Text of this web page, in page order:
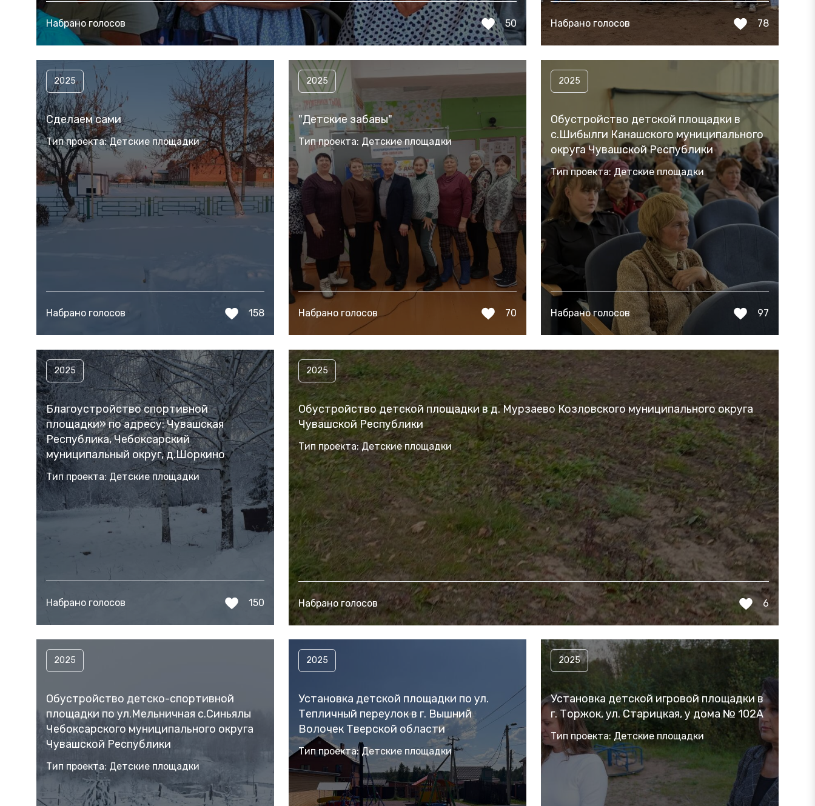
Набрано голосов 50 Набрано голосов 78
2025
Сделаем сами
Тип проекта: Детские площадки
Набрано голосов 158
2025
"Детские забавы"
Тип проекта: Детские площадки
Набрано голосов 70
2025
Обустройство детской площадки в
с.Шибылги Канашского муниципального
округа Чувашской Республики
Тип проекта: Детские площадки
Набрано голосов 97
2025
Обустройство детской площадки в д. Мурзаево Козловского муниципального округа
Чувашской Республики
Тип проекта: Детские площадки
Набрано голосов 6
2025
Благоустройство спортивной
площадки» по адресу: Чувашская
Республика, Чебоксарский
муниципальный округ, д.Шоркино
Тип проекта: Детские площадки
Набрано голосов 150
2025
Обустройство детско-спортивной
площадки по ул.Мельничная с.Синьялы
Чебоксарского муниципального округа
Чувашской Республики
Тип проекта: Детские площадки
2025
Установка детской площадки по ул.
Тепличный переулок в г. Вышний
Волочек Тверской области
Тип проекта: Детские площадки
2025
Установка детской игровой площадки в
г. Торжок, ул. Старицкая, у дома № 102А
Тип проекта: Детские площадки